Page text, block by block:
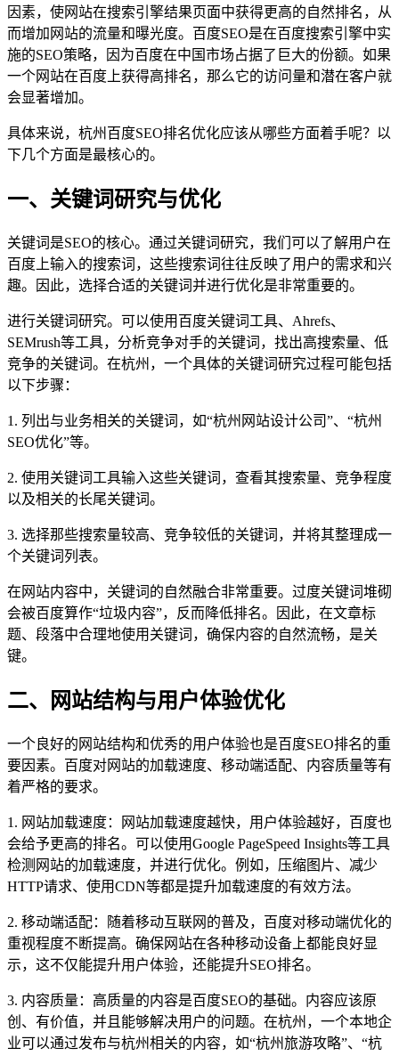
因素，使网站在搜索引擎结果页面中获得更高的自然排名，从
而增加网站的流量和曝光度。百度SEO是在百度搜索引擎中实
施的SEO策略，因为百度在中国市场占据了巨大的份额。如果
一个网站在百度上获得高排名，那么它的访问量和潜在客户就
会显著增加。
具体来说，杭州百度SEO排名优化应该从哪些方面着手呢？以
下几个方面是最核心的。
一、关键词研究与优化
关键词是SEO的核心。通过关键词研究，我们可以了解用户在
百度上输入的搜索词，这些搜索词往往反映了用户的需求和兴
趣。因此，选择合适的关键词并进行优化是非常重要的。
进行关键词研究。可以使用百度关键词工具、Ahrefs、
SEMrush等工具，分析竞争对手的关键词，找出高搜索量、低
竞争的关键词。在杭州，一个具体的关键词研究过程可能包括
以下步骤：
1. 列出与业务相关的关键词，如“杭州网站设计公司”、“杭州
SEO优化”等。
2. 使用关键词工具输入这些关键词，查看其搜索量、竞争程度
以及相关的长尾关键词。
3. 选择那些搜索量较高、竞争较低的关键词，并将其整理成一
个关键词列表。
在网站内容中，关键词的自然融合非常重要。过度关键词堆砌
会被百度算作“垃圾内容”，反而降低排名。因此，在文章标
题、段落中合理地使用关键词，确保内容的自然流畅，是关
键。
二、网站结构与用户体验优化
一个良好的网站结构和优秀的用户体验也是百度SEO排名的重
要因素。百度对网站的加载速度、移动端适配、内容质量等有
着严格的要求。
1. 网站加载速度：网站加载速度越快，用户体验越好，百度也
会给予更高的排名。可以使用Google PageSpeed Insights等工具
检测网站的加载速度，并进行优化。例如，压缩图片、减少
HTTP请求、使用CDN等都是提升加载速度的有效方法。
2. 移动端适配：随着移动互联网的普及，百度对移动端优化的
重视程度不断提高。确保网站在各种移动设备上都能良好显
示，这不仅能提升用户体验，还能提升SEO排名。
3. 内容质量：高质量的内容是百度SEO的基础。内容应该原
创、有价值，并且能够解决用户的问题。在杭州，一个本地企
业可以通过发布与杭州相关的内容，如“杭州旅游攻略”、“杭